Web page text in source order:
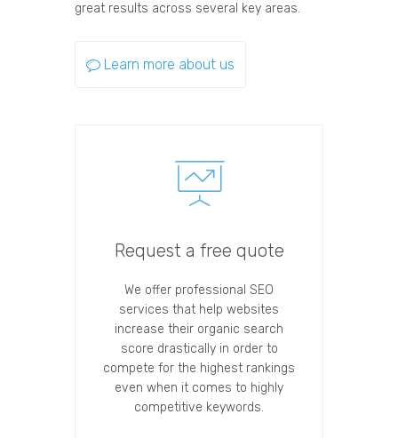
great results across several key areas.
Learn more about us
Request a free quote
We offer professional SEO
services that help websites
increase their organic search
score drastically in order to
compete for the highest rankings
even when it comes to highly
competitive keywords.